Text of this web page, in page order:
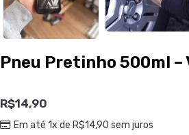
Pneu Pretinho 500ml –
R$14,90
Em até 1x de R$14,90 sem juros